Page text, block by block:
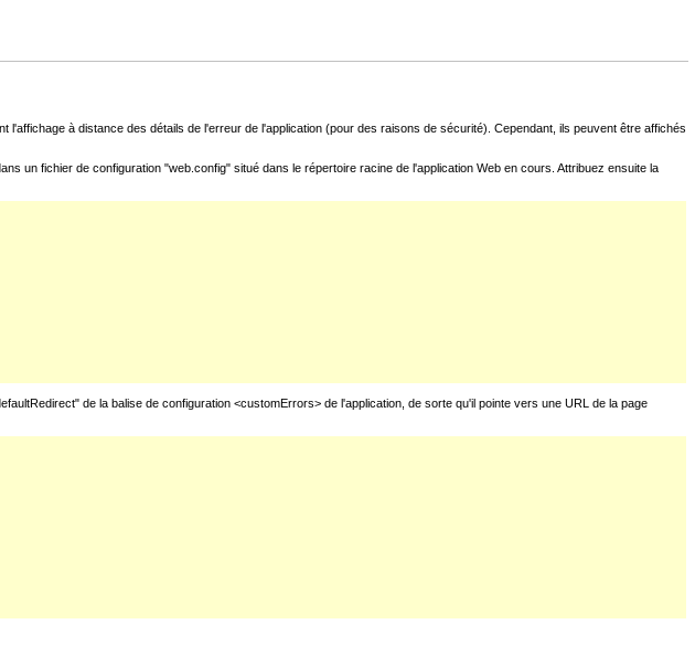
à distance des détails de l'erreur de l'application (pour des raisons de sécurité). Cependant, ils peuvent être affichés
un fichier de configuration "web.config" situé dans le répertoire racine de l'application Web en cours. Attribuez ensuite la
de la balise de configuration <customErrors> de l'application, de sorte qu'il pointe vers une URL de la page